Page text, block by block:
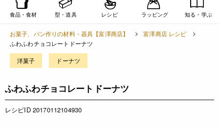
食品・食材 型・道具 レシピ ラッピング 知る・学ぶ
お菓子、パン作りの材料・器具【富澤商店】
富澤商店 レシピ
ふわふわチョコレートドーナツ
洋菓子 ドーナツ
ふわふわチョコレートドーナツ
レシピID 20170112104930